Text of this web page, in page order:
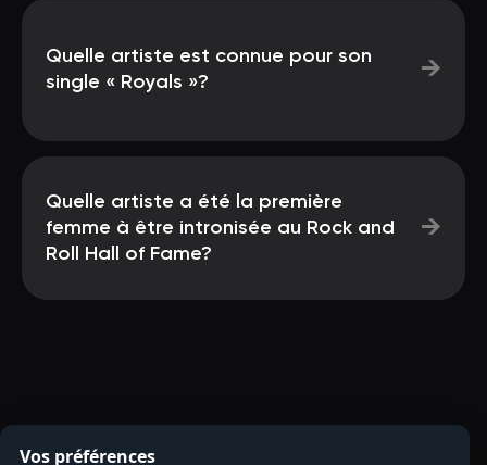
Quelle artiste est connue pour son
single « Royals »?
→
Quelle artiste a été la première
femme à être intronisée au Rock and
Roll Hall of Fame?
→
Vos préférences